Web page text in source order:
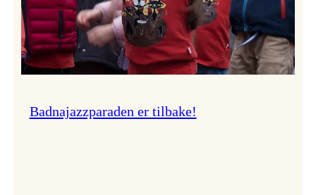
Badnajazzparaden er tilbake!